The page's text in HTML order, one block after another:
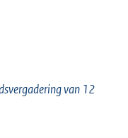
van 12